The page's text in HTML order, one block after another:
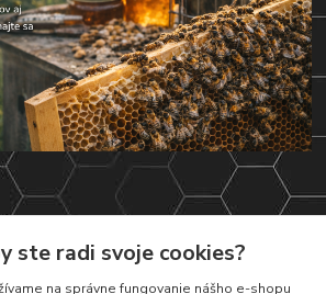
ste radi svoje cookies?
na správne fungovanie nášho e-shopu